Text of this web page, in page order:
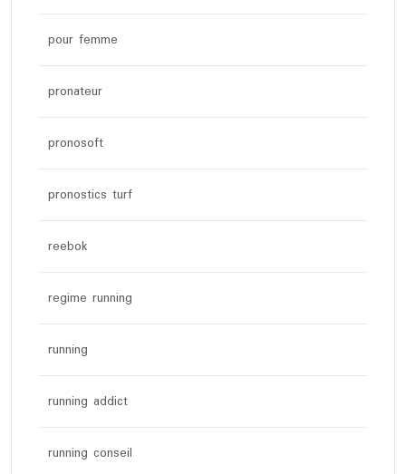
pour femme
pronateur
pronosoft
pronostics turf
reebok
regime running
running
running addict
running conseil